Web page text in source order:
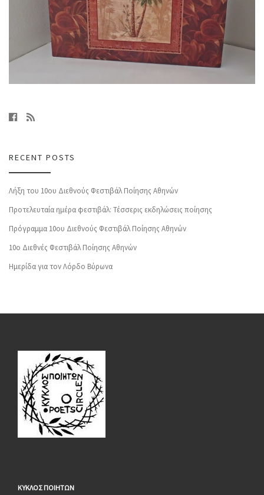
RECENT POSTS
Λήξη του 10ου Διεθνούς Φεστιβάλ Ποίησης Αθηνών
Προτελευταία ημέρα φεστιβάλ: Τέσσερις εκδηλώσεις ποίησης
Πρόγραμμα 10ου Διεθνούς Φεστιβάλ Ποίησης Αθηνών
10o Διεθνές Φεστιβάλ Ποίησης Αθηνών
Ημερίδα για τον Λόρδο Βύρωνα
ΚΥΚΛΟΣ ΠΟΙΗΤΩΝ